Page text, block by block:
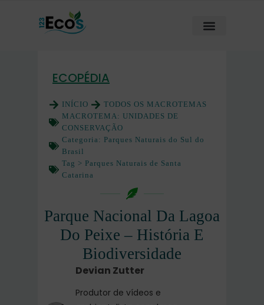
ECOPÉDIA
INÍCIO
TODOS OS MACROTEMAS
MACROTEMA: UNIDADES DE
CONSERVAÇÃO
Categoria: Parques Naturais do Sul do
Brasil
Tag > Parques Naturais de Santa
Catarina
Parque Nacional Da Lagoa
Do Peixe – História E
Biodiversidade
Devian Zutter
Produtor de vídeos e